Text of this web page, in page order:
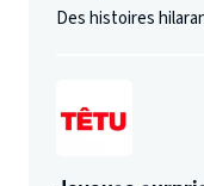
Des histoires